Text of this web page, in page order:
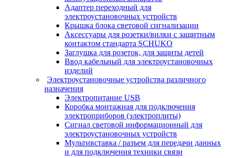
Адаптер переходный для
электроустановочных устройств
Крышка блока световой сигнализации
Аксессуары для розетки/вилки с защитным
контактом стандарта SCHUKO
Заглушка для розеток, для защиты детей
Ввод кабельный для электроустановочных
изделий
Электроустановочные устройства различного
назначения
Электропитание USB
Коробка монтажная для подключения
электроприборов (электроплиты)
Сигнал световой информационный для
электроустановочных устройств
Мультивставка / разъем для передачи данных
и для подключения техники связи